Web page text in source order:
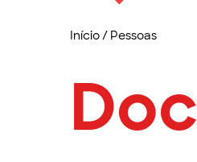
Início/ Pessoas